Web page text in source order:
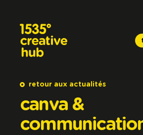
retour aux actualités
canva &